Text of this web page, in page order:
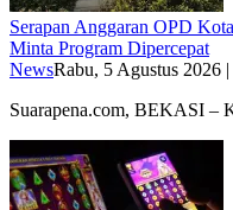
Serapan Anggaran OPD
Minta Program Dipercepat
NewsRabu, 5 Agustus 2026 |
Suarapena.com, BEKASI